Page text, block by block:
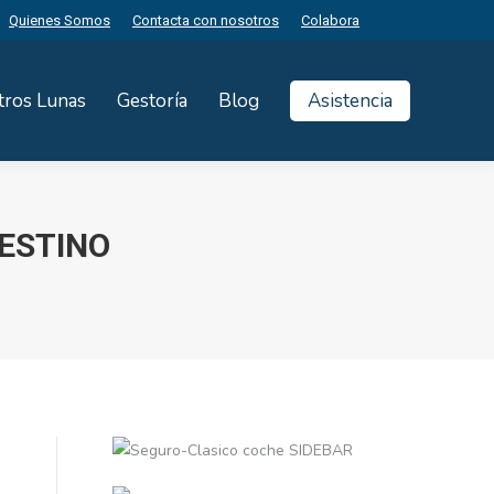
Quienes Somos Contacta con nosotros Colabora
Lunas Gestoría Blog Asistencia